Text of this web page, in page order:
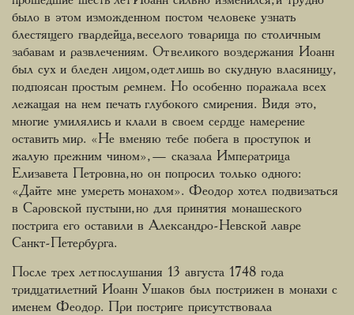
было в этом изможденном постом человеке узнать
блестящего гвардейца, веселого товарища по столичным
забавам и развлечениям. От великого воздержания Иоанн
был сух и бледен лицом, одет лишь во скудную власяницу,
подпоясан простым ремнем. Но особенно поражала всех
лежащая на нем печать глубокого смирения. Видя это,
многие умилялись и клали в своем сердце намерение
оставить мир. «Не вменяю тебе побега в проступок и
жалую прежним чином», — сказала Императрица
Елизавета Петровна, но он попросил только одного:
«Дайте мне умереть монахом». Феодор хотел подвизаться
в Саровской пустыни, но для принятия монашеского
пострига его оставили в Александро-Невской лавре
Санкт-Петербурга.
После трех лет послушания 13 августа 1748 года
тридцатилетний Иоанн Ушаков был пострижен в монахи с
именем Феодор. При постриге присутствовала